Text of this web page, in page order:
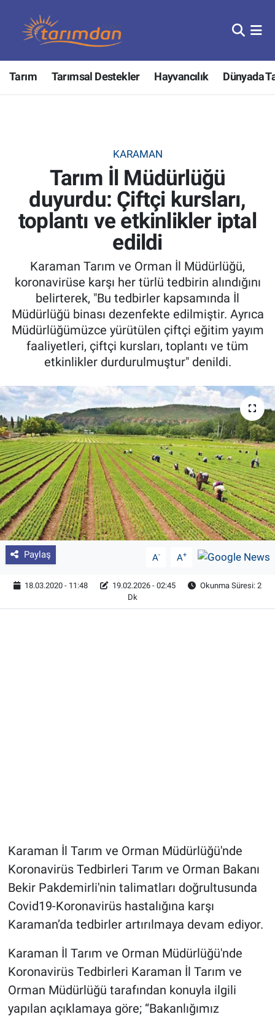
Tarım Tarımsal Destekler Hayvancılık Dünyada
KARAMAN
Tarım İl Müdürlüğü
duyurdu: Çiftçi kursları,
toplantı ve etkinlikler iptal
edildi
Karaman Tarım ve Orman İl Müdürlüğü,
koronavirüse karşı her türlü tedbirin alındığını
belirterek, "Bu tedbirler kapsamında İl
Müdürlüğü binası dezenfekte edilmiştir. Ayrıca
Müdürlüğümüzce yürütülen çiftçi eğitim yayım
faaliyetleri, çiftçi kursları, toplantı ve tüm
etkinlikler durdurulmuştur" denildi.
Paylaş A- A+
18.03.2020 - 11:48 19.02.2026 - 02:45
Okunma Süresi: 2
Dk
Karaman İl Tarım ve Orman Müdürlüğü'nde
Koronavirüs Tedbirleri Tarım ve Orman Bakanı
Bekir Pakdemirli'nin talimatları doğrultusunda
Covid19-Koronavirüs hastalığına karşı
Karaman’da tedbirler artırılmaya devam ediyor.
Karaman İl Tarım ve Orman Müdürlüğü'nde
Koronavirüs Tedbirleri Karaman İl Tarım ve
Orman Müdürlüğü tarafından konuyla ilgili
yapılan açıklamaya göre; “Bakanlığımız
Tarım
Hayvancılık
Tarımsal Destekler
Tarım Bakanlığı
TZOB
Tarım Kredi Kooperatifleri
Pankobirlik
Et fiyatları
Tarım Bilgisi
Yetiştirici Soruyor
Dünyada Tarım
Üretici Birlikleri
Şeker ve Şekerli Mamüller
Tahıllar ve Baklagiller
Tohum
Nöbetçi Eczaneler
Hava Durumu
Tüm Manşetler
Son Dakika Haberleri
Haber Arşivi